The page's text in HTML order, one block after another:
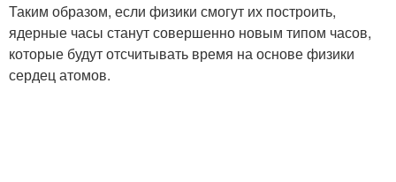
Таким образом, если физики смогут их построить,
ядерные часы станут совершенно новым типом часов,
которые будут отсчитывать время на основе физики
сердец атомов.